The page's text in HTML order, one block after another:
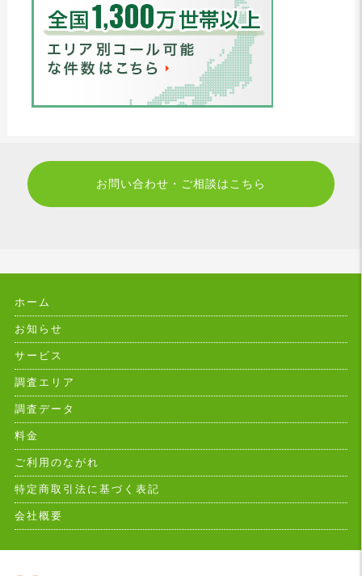
お問い合わせ・ご相談はこちら
ホーム
お知らせ
サービス
調査エリア
調査データ
料金
ご利用のながれ
特定商取引法に基づく表記
会社概要